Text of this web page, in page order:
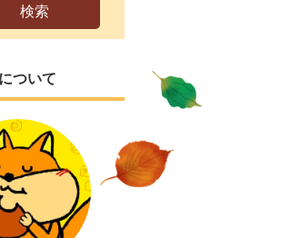
検索
ついて